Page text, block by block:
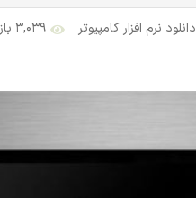
دانلود نرم افزار کامپیوتر ۳,۰۳۹ بازدید